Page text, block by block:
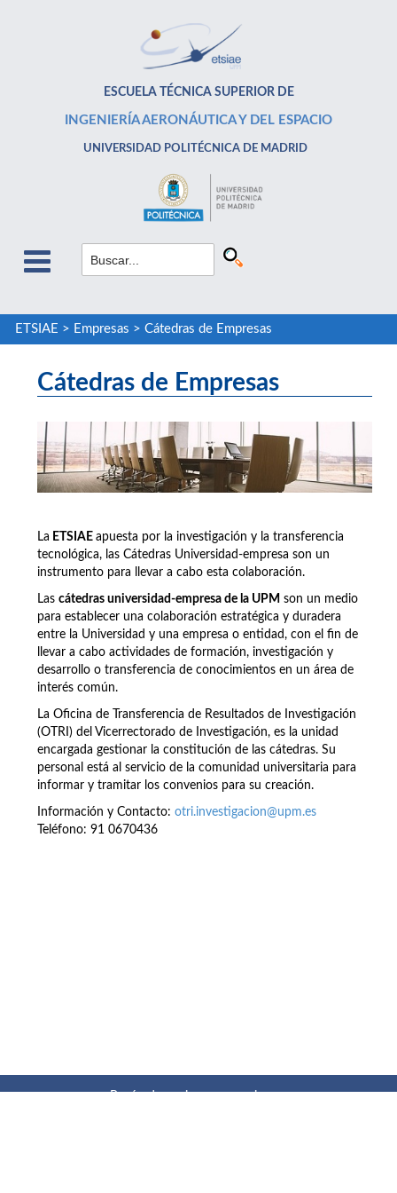
ESCUELA TÉCNICA SUPERIOR DE
INGENIERÍA AERONÁUTICA Y DEL ESPACIO
UNIVERSIDAD POLITÉCNICA DE MADRID
ETSIAE > Empresas > Cátedras de Empresas
Cátedras de Empresas
La ETSIAE apuesta por la investigación y la transferencia
tecnológica, las Cátedras Universidad-empresa son un
instrumento para llevar a cabo esta colaboración.
Las cátedras universidad-empresa de la UPM son un medio
para establecer una colaboración estratégica y duradera
entre la Universidad y una empresa o entidad, con el fin de
llevar a cabo actividades de formación, investigación y
desarrollo o transferencia de conocimientos en un área de
interés común.
La Oficina de Transferencia de Resultados de Investigación
(OTRI) del Vicerrectorado de Investigación, es la unidad
encargada gestionar la constitución de las cátedras. Su
personal está al servicio de la comunidad universitaria para
informar y tramitar los convenios para su creación.
Información y Contacto: otri.investigacion@upm.es
Teléfono: 91 0670436
Buzón de quejas, sugerencias y